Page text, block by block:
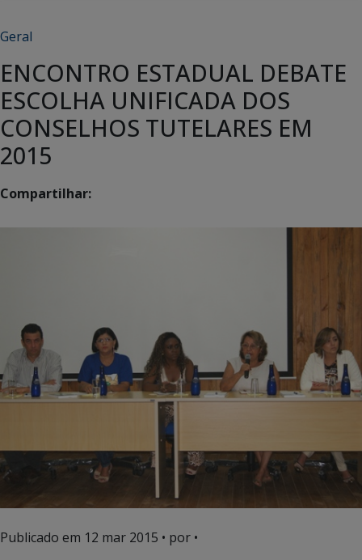
Geral
ENCONTRO ESTADUAL DEBATE
ESCOLHA UNIFICADA DOS
CONSELHOS TUTELARES EM
2015
Compartilhar:
Publicado em 12 mar 2015 • por •